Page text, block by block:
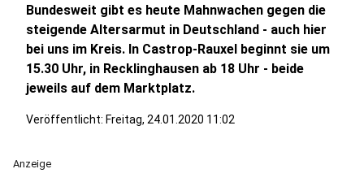
Bundesweit gibt es heute Mahnwachen gegen die
steigende Altersarmut in Deutschland - auch hier
bei uns im Kreis. In Castrop-Rauxel beginnt sie um
15.30 Uhr, in Recklinghausen ab 18 Uhr - beide
jeweils auf dem Marktplatz.
Veröffentlicht: Freitag, 24.01.2020 11:02
Anzeige